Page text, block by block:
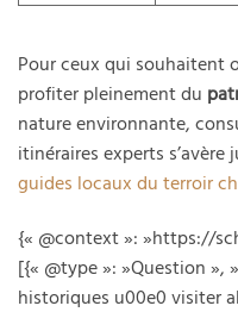
Pour ceux qui souhaitent
profiter pleinement du
nature environnante,
itinéraires experts
guides locaux du terroir
{« @context »: »https://
[{« @type »: »Question »,
historiques u00e0 visiter